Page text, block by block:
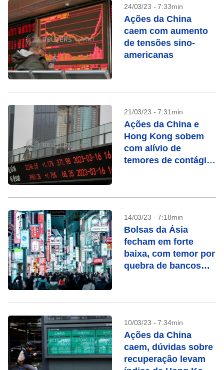
24/03/23 - 7:33min
Ações da China
caem com aumento
de tensões sino-
americanas
21/03/23 - 7:31min
Ações da China e
Hong Kong sobem
com alívio de
temores de contágio
14/03/23 - 7:18min
Bolsas da Ásia
fecham em forte
baixa, com temor por
quebra de bancos
10/03/23 - 7:34min
Ações da China
caem, dúvidas sobre
recuperação levam